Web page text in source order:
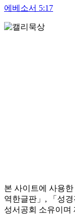
에베소서 5:17
본 사이트에 사용
역한글판」, 「성
성서공회 소유이며